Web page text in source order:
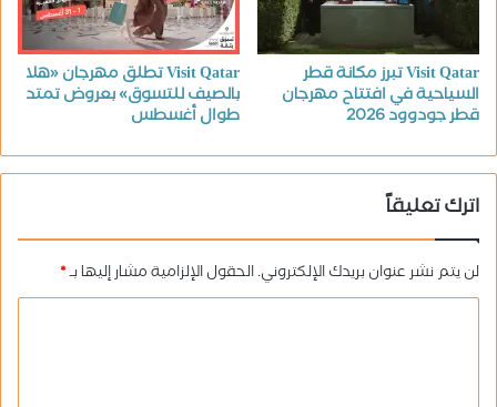
Visit Qatar تبرز مكانة قطر
السياحية في افتتاح مهرجان
قطر جودوود 2026
Visit Qatar تطلق مهرجان «هلا
بالصيف للتسوق» بعروض تمتد
طوال أغسطس
اترك تعليقاً
لن يتم نشر عنوان بريدك الإلكتروني.الحقول الإلزامية مشار إليها بـ*